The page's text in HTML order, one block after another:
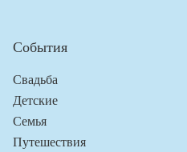
События
Свадьба
Детские
Семья
Путешествия